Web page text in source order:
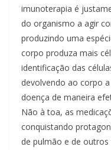
imunoterapia é
do organismo a agir
produzindo uma
corpo produza mais
identificação das
devolvendo ao corpo
doença de maneira
Não à toa, as
conquistando
de pulmão e de